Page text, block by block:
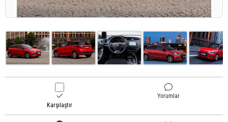
Karşılaştır
Yorumlar